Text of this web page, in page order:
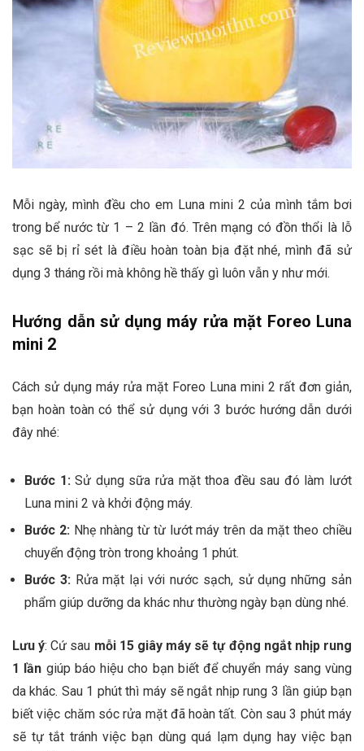
Mỗi ngày, mình đều cho em Luna mini 2 của mình tắm bơi
trong bể nước từ 1 – 2 lần đó. Trên mạng có đồn thổi là lỗ
sạc sẽ bị rỉ sét là điều hoàn toàn bịa đặt nhé, mình đã sử
dụng 3 tháng rồi mà không hề thấy gì luôn vẫn y như mới.
Hướng dẫn sử dụng máy rửa mặt Foreo Luna
mini 2
Cách sử dụng máy rửa mặt Foreo Luna mini 2 rất đơn giản,
bạn hoàn toàn có thể sử dụng với 3 bước hướng dẫn dưới
đây nhé:
Bước 1:Sử dụng sữa rửa mặt thoa đều sau đó làm lướt
Luna mini 2 và khởi động máy.
Bước 2:Nhẹ nhàng từ từ lướt máy trên da mặt theo chiều
chuyển động tròn trong khoảng 1 phút.
Bước 3:Rửa mặt lại với nước sạch, sử dụng những sản
phẩm giúp dưỡng da khác như thường ngày bạn dùng nhé.
Lưu ý: Cứ sau mỗi 15 giây máy sẽ tự động ngắt nhịp rung
1 lần giúp báo hiệu cho bạn biết để chuyển máy sang vùng
da khác. Sau 1 phút thì máy sẽ ngắt nhịp rung 3 lần giúp bạn
biết việc chăm sóc rửa mặt đã hoàn tất. Còn sau 3 phút máy
sẽ tự tắt tránh việc bạn dùng quá lạm dụng hay việc bạn